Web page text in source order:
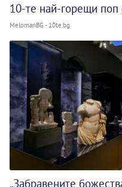
10-те най-горещи
MelomanBG - 10te.bg
„Забравените